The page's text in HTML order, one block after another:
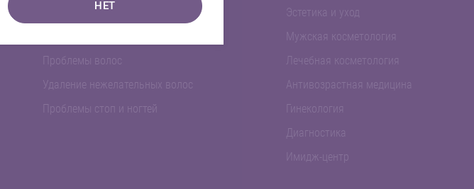
Интимное здоровье
Проблемы волос
Удаление нежелательных волос
Проблемы стоп и ногтей
Эстетика и уход
Мужская косметология
Лечебная косметология
Антивозрастная медицина
Гинекология
Диагностика
Имидж-центр
НЕТ